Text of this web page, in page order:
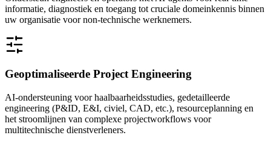
informatie, diagnostiek en toegang tot cruciale domeinkennis binnen
uw organisatie voor non-technische werknemers.
Geoptimaliseerde Project Engineering
AI-ondersteuning voor haalbaarheidsstudies, gedetailleerde
engineering (P&ID, E&I, civiel, CAD, etc.), resourceplanning en
het stroomlijnen van complexe projectworkflows voor
multitechnische dienstverleners.